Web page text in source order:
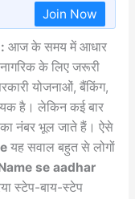
Join Now
आज के समय में आधार
नागरिक के लिए जरूरी
योजनाओं, बैंकिंग,
है। लेकिन कई बार
नंबर भूल जाते हैं। ऐसे
यह सवाल बहुत से लोगों
se aadhar
स्टेप-बाय-स्टेप